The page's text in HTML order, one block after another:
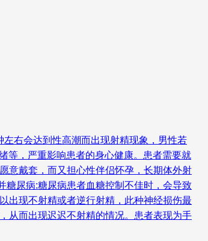
右会达到性高潮而出现射精现象，男性若
等，严重影响患者的身心健康。患者需要就
意戴套，而又担心性伴侣怀孕，长期体外射
糖尿病:糖尿病患者血糖控制不佳时，会导致
出现不射精或者逆行射精，此种神经损伤最
从而出现迟迟不射精的情况。患者表现为手